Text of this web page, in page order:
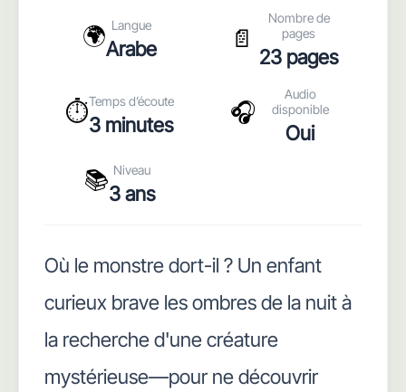
🌍 Langue
Arabe 📄
Nombre de
pages
23 pages
⏱️Temps d’écoute
3 minutes 🎧
Audio
disponible
Oui
📚 Niveau
3 ans
Où le monstre dort-il ? Un enfant
curieux brave les ombres de la nuit à
la recherche d'une créature
mystérieuse—pour ne découvrir